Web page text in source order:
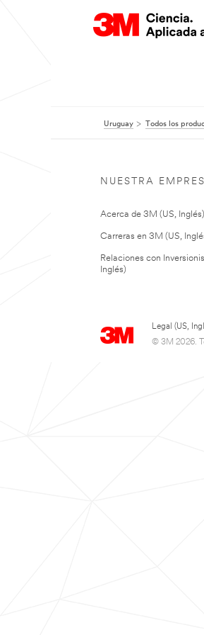
Uruguay Todos los
NUESTRA
Acerca de 3M (US, Inglés)
Carreras en 3M (US,
Relaciones con
Inglés)
Legal (US,
© 3M 2026.